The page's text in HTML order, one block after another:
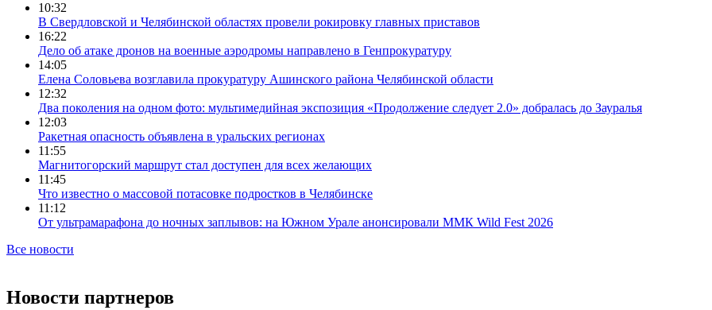
10:32
В Свердловской и Челябинской областях провели рокировку главных приставов
16:22
Дело об атаке дронов на военные аэродромы направлено в Генпрокуратуру
14:05
Елена Соловьева возглавила прокуратуру Ашинского района Челябинской области
12:32
Два поколения на одном фото: мультимедийная экспозиция «Продолжение следует 2.0» добралась до Зауралья
12:03
Ракетная опасность объявлена в уральских регионах
11:55
Магнитогорский маршрут стал доступен для всех желающих
11:45
Что известно о массовой потасовке подростков в Челябинске
11:12
От ультрамарафона до ночных заплывов: на Южном Урале анонсировали ММК Wild Fest 2026
Все новости
Новости партнеров